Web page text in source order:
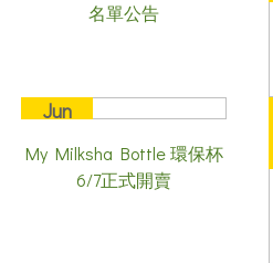
名單公告
Jun
2023
My Milksha Bottle 環保杯
6/7正式開賣